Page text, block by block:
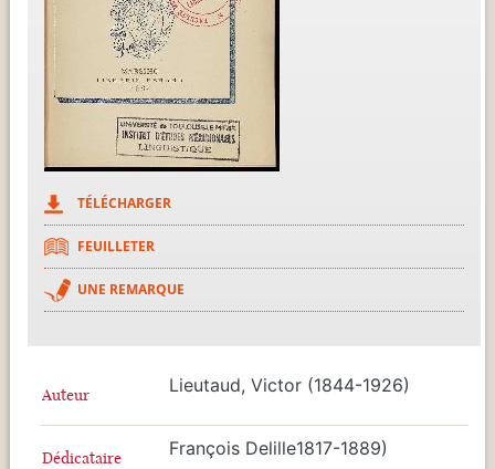
TÉLÉCHARGER
FEUILLETER
UNE REMARQUE
Auteur Lieutaud, Victor (1844-1926)
Dédicataire François Delille1817-1889)